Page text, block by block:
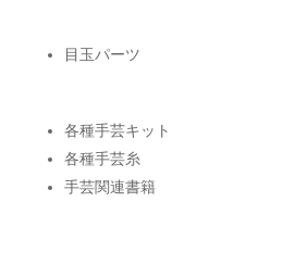
目玉パーツ
各種手芸キット
各種手芸糸
手芸関連書籍